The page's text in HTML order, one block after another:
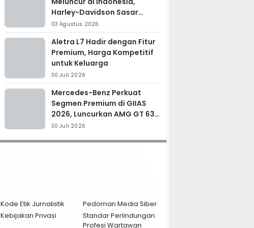
Harley-Davidson Sasar
Kolektor Motor Premium
03 Agustus 2026
Aletra L7 Hadir dengan Fitur
Premium, Harga Kompetitif
untuk Keluarga
30 Juli 2026
Mercedes-Benz Perkuat
Segmen Premium di GIIAS
2026, Luncurkan AMG GT 63
PRO dan GLC 200
30 Juli 2026
Kode Etik Jurnalistik
Pedoman Media Siber
Kebijakan Privasi
Standar Perlindungan
Profesi Wartawan